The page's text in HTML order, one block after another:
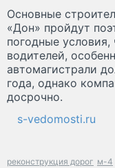
Основные
«Дон» пройдут
погодные
водителей,
автомагистрали
года, однако
досрочно.
s-vedomosti.ru
реконструкция дорог м-4